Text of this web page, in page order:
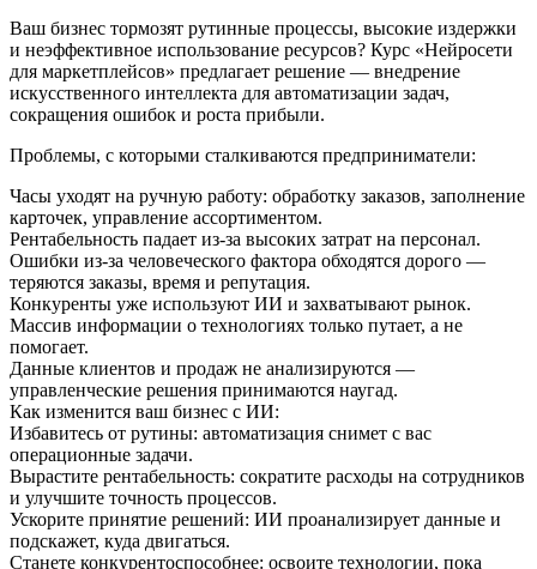
Ваш бизнес тормозят рутинные процессы, высокие издержки
и неэффективное использование ресурсов? Курс «Нейросети
для маркетплейсов» предлагает решение — внедрение
искусственного интеллекта для автоматизации задач,
сокращения ошибок и роста прибыли.
Проблемы, с которыми сталкиваются предприниматели:
Часы уходят на ручную работу: обработку заказов, заполнение
карточек, управление ассортиментом.
Рентабельность падает из-за высоких затрат на персонал.
Ошибки из-за человеческого фактора обходятся дорого —
теряются заказы, время и репутация.
Конкуренты уже используют ИИ и захватывают рынок.
Массив информации о технологиях только путает, а не
помогает.
Данные клиентов и продаж не анализируются —
управленческие решения принимаются наугад.
Как изменится ваш бизнес с ИИ:
Избавитесь от рутины: автоматизация снимет с вас
операционные задачи.
Вырастите рентабельность: сократите расходы на сотрудников
и улучшите точность процессов.
Ускорите принятие решений: ИИ проанализирует данные и
подскажет, куда двигаться.
Станете конкурентоспособнее: освоите технологии, пока